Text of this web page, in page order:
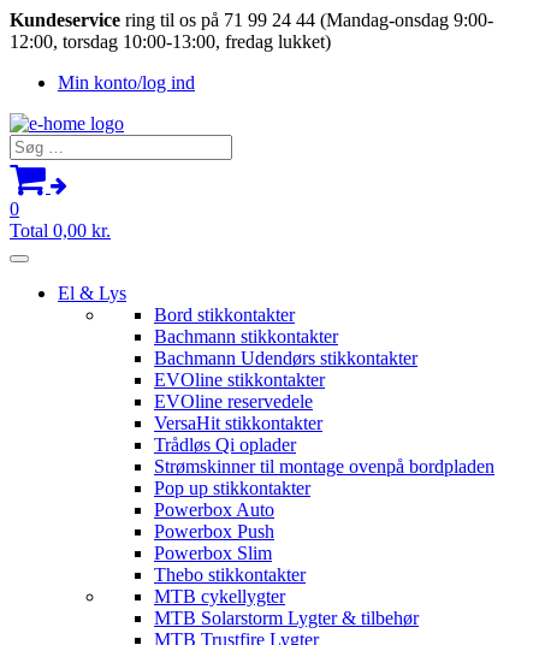
Kundeservice ring til os på 71 99 24 44 (Mandag-onsdag 9:00-
12:00, torsdag 10:00-13:00, fredag lukket)
Min konto/log ind
Søg
efter:
0
Total 0,00 kr.
El & Lys
Bord stikkontakter
Bachmann stikkontakter
Bachmann Udendørs stikkontakter
EVOline stikkontakter
EVOline reservedele
VersaHit stikkontakter
Trådløs Qi oplader
Strømskinner til montage ovenpå bordpladen
Pop up stikkontakter
Powerbox Auto
Powerbox Push
Powerbox Slim
Thebo stikkontakter
MTB cykellygter
MTB Solarstorm Lygter & tilbehør
MTB Trustfire Lygter